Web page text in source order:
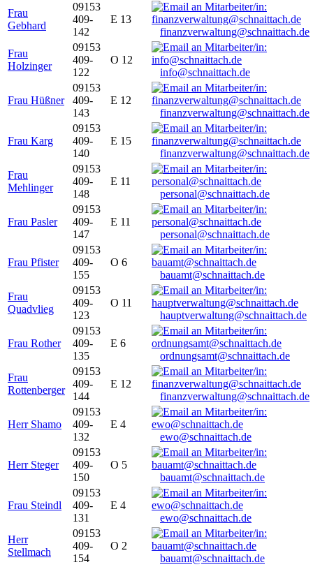
Frau
Gebhard
09153
409-
142
E 13
finanzverwaltung@schnaittach.de
Frau
Holzinger
09153
409-
122
O 12
info@schnaittach.de
Frau Hüßner
09153
409-
143
E 12
finanzverwaltung@schnaittach.de
Frau Karg
09153
409-
140
E 15
finanzverwaltung@schnaittach.de
Frau
Mehlinger
09153
409-
148
E 11
personal@schnaittach.de
Frau Pasler
09153
409-
147
E 11
personal@schnaittach.de
Frau Pfister
09153
409-
155
O 6
bauamt@schnaittach.de
Frau
Quadvlieg
09153
409-
123
O 11
hauptverwaltung@schnaittach.de
Frau Rother
09153
409-
135
E 6
ordnungsamt@schnaittach.de
Frau
Rottenberger
09153
409-
144
E 12
finanzverwaltung@schnaittach.de
Herr Shamo
09153
409-
132
E 4
ewo@schnaittach.de
Herr Steger
09153
409-
150
O 5
bauamt@schnaittach.de
Frau Steindl
09153
409-
131
E 4
ewo@schnaittach.de
Herr
Stellmach
09153
409-
154
O 2
bauamt@schnaittach.de